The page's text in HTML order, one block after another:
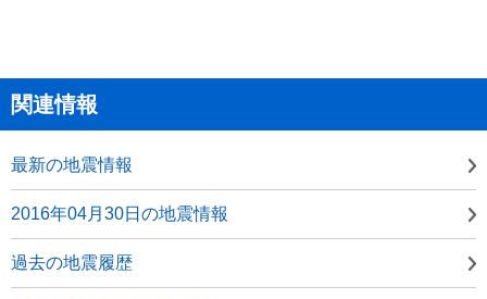
関連情報
最新の地震情報
2016年04月30日の地震情報
過去の地震履歴